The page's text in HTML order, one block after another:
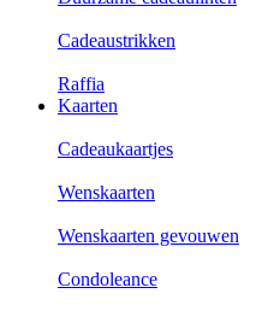
Cadeaustrikken
Raffia
Kaarten
Cadeaukaartjes
Wenskaarten
Wenskaarten gevouwen
Condoleance